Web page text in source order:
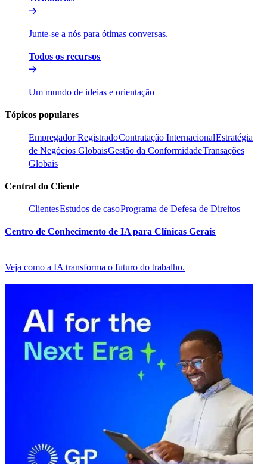
Junte-se a nós para ótimas conversas.​​
Todos os recursos​​
Um mundo de ideias e orientação​​
Tópicos populares​​
Empregador Registrado​​Contratação Internacional​​Estratégia
de Negócios Globais​​Gestão da Conformidade​​Transações
Globais​​
Central do Cliente​​
Clientes​​Estudos de caso​​Programa de Defesa de Direitos​​
Centro de Conhecimento de IA para Clínicas Gerais​​
Veja como a IA transforma o futuro do trabalho.​​